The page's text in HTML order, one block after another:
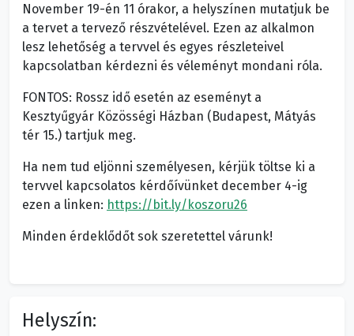
November 19-én 11 órakor, a helyszínen mutatjuk be
a tervet a tervező részvételével. Ezen az alkalmon
lesz lehetőség a tervvel és egyes részleteivel
kapcsolatban kérdezni és véleményt mondani róla.
FONTOS: Rossz idő esetén az eseményt a
Kesztyűgyár Közösségi Házban (Budapest, Mátyás
tér 15.) tartjuk meg.
Ha nem tud eljönni személyesen, kérjük töltse ki a
tervvel kapcsolatos kérdőívünket december 4-ig
ezen a linken: https://bit.ly/koszoru26
Minden érdeklődőt sok szeretettel várunk!
Helyszín: